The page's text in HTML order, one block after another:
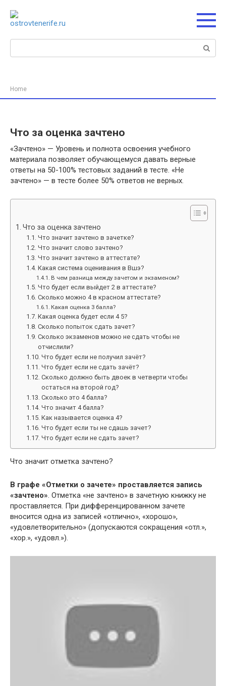
контенту
Поиск:
Home
Что за оценка зачтено
«Зачтено» — Уровень и полнота освоения учебного
материала позволяет обучающемуся давать верные
ответы на 50-100% тестовых заданий в тесте. «Не
зачтено» — в тесте более 50% ответов не верных.
Что за оценка зачтено
Что значит зачтено в зачетке?
Что значит слово зачтено?
Что значит зачтено в аттестате?
Какая система оценивания в Вшэ?
В чем разница между зачетом и экзаменом?
Что будет если выйдет 2 в аттестате?
Сколько можно 4 в красном аттестате?
Какая оценка 3 балла?
Какая оценка будет если 4 5?
Сколько попыток сдать зачет?
Сколько экзаменов можно не сдать чтобы не
отчислили?
Что будет если не получил зачёт?
Что будет если не сдать зачёт?
Сколько должно быть двоек в четверти чтобы
остаться на второй год?
Сколько это 4 балла?
Что значит 4 балла?
Как называется оценка 4?
Что будет если ты не сдашь зачет?
Что будет если не сдать зачет?
Что значит отметка зачтено?
В графе «Отметки о зачете» проставляется запись
«зачтено». Отметка «не зачтено» в зачетную книжку не
проставляется. При дифференцированном зачете
вносится одна из записей «отлично», «хорошо»,
«удовлетворительно» (допускаются сокращения «отл.»,
«хор.», «удовл.»).